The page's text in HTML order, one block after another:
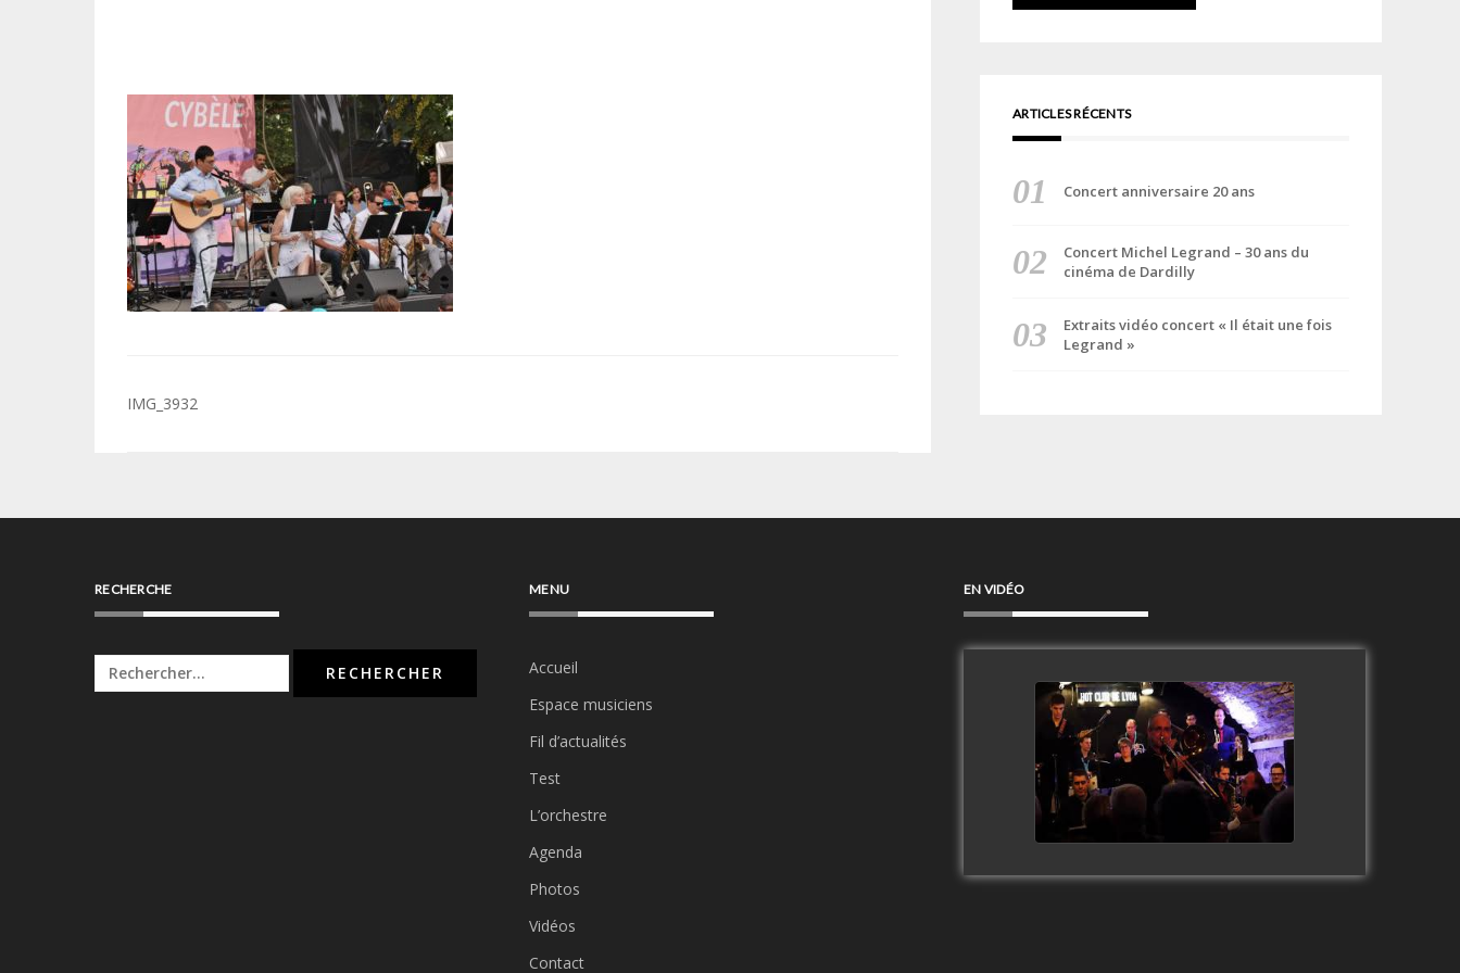
Navigation
IMG_3932
ARTICLES RÉCENTS
Concert anniversaire 20 ans
Concert Michel Legrand – 30 ans du
cinéma de Dardilly
Extraits vidéo concert « Il était une fois
Legrand »
RECHERCHE
Rechercher :
MENU
Accueil
Espace musiciens
Fil d’actualités
Test
L’orchestre
Agenda
Photos
Vidéos
Contact
EN VIDÉO
Clip Only Big Band 2019
watch video